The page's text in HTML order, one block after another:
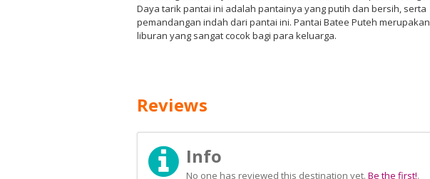
Daya tarik pantai ini adalah pantainya yang putih dan bersih, serta
pemandangan indah dari pantai ini. Pantai Batee Puteh
liburan yang sangat cocok bagi para keluarga.
Reviews
Info
No one has reviewed this destination yet. Be the first!.